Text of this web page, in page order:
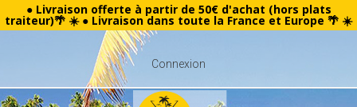
● Livraison offerte à partir de 50€ d'achat (hors plats
traiteur)🌴 ☀️ ● Livraison dans toute la France et Europe 🌴 ☀️
Connexion